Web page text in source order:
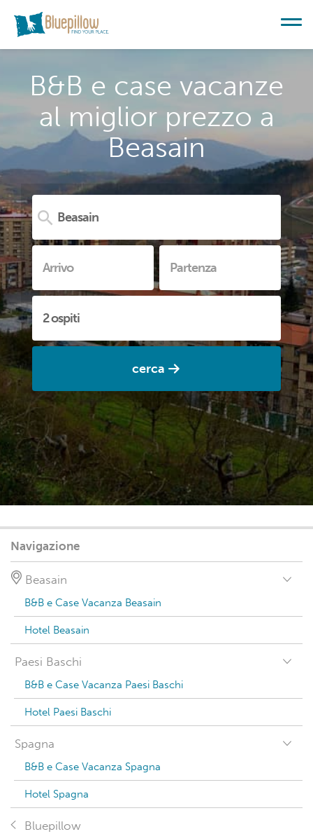
B&B e case vacanze
al miglior prezzo a
Beasain
cerca
Navigazione
Beasain
B&B e Case Vacanza Beasain
Hotel Beasain
Paesi Baschi
B&B e Case Vacanza Paesi Baschi
Hotel Paesi Baschi
Spagna
B&B e Case Vacanza Spagna
Hotel Spagna
Bluepillow